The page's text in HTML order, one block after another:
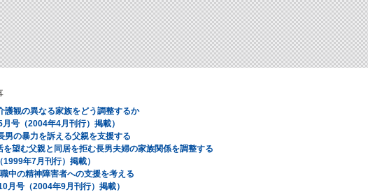
観の異なる家族をどう調整するか
月号（2004年4月刊行）掲載）
の暴力を訴える父親を支援する
望む父親と同居を拒む長男夫婦の家族関係を調整する
1999年7月刊行）掲載）
中の精神障害者への支援を考える
月号（2004年9月刊行）掲載）